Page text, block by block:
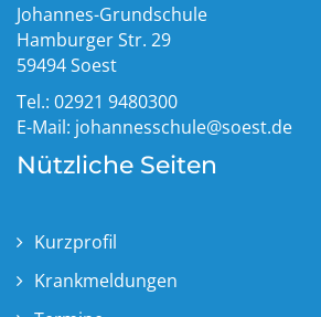
Johannes-Grundschule
Hamburger Str. 29
59494 Soest
Tel.: 02921 9480300
E-Mail: johannesschule@soest.de
Nützliche Seiten
Kurzprofil
Krankmeldungen